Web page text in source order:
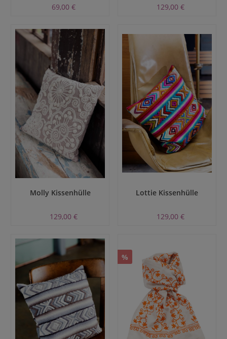
69,00 € 129,00 €
Molly Kissenhülle
129,00 €
Lottie Kissenhülle
129,00 €
%